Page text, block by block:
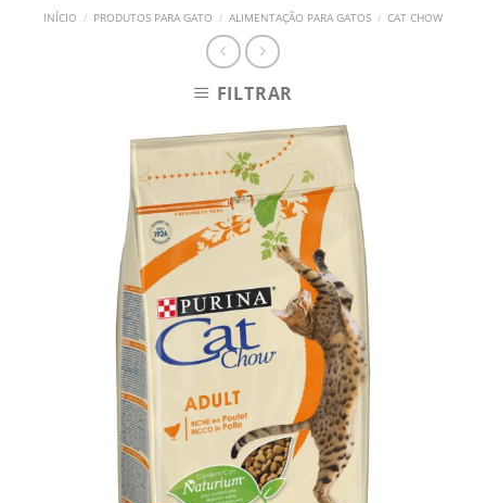
INÍCIO / PRODUTOS PARA GATO / ALIMENTAÇÃO PARA GATOS / CAT CHOW
FILTRAR